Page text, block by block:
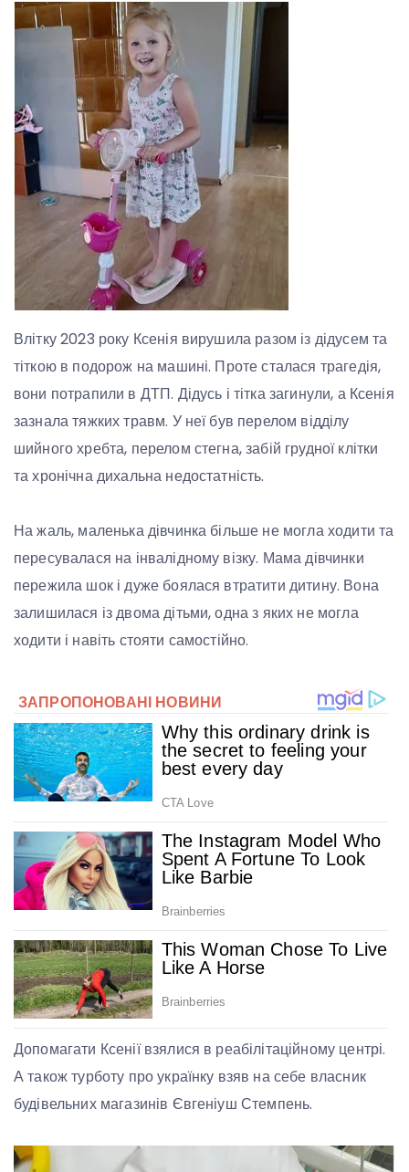
Влітку 2023 року Ксенія вирушила разом із дідусем та
тіткою в подорож на машині. Проте сталася трагедія,
вони потрапили в ДТП. Дідусь і тітка загинули, а Ксенія
зазнала тяжких травм. У неї був перелом відділу
шийного хребта, перелом стегна, забій грудної клітки
та хронічна дихальна недостатність.
На жаль, маленька дівчинка більше не могла ходити та
пересувалася на інвалідному візку. Мама дівчинки
пережила шок і дуже боялася втратити дитину. Вона
залишилася із двома дітьми, одна з яких не могла
ходити і навіть стояти самостійно.
Допомагати Ксенії взялися в реабілітаційному центрі.
А також турботу про українку взяв на себе власник
будівельних магазинів Євгеніуш Стемпень.